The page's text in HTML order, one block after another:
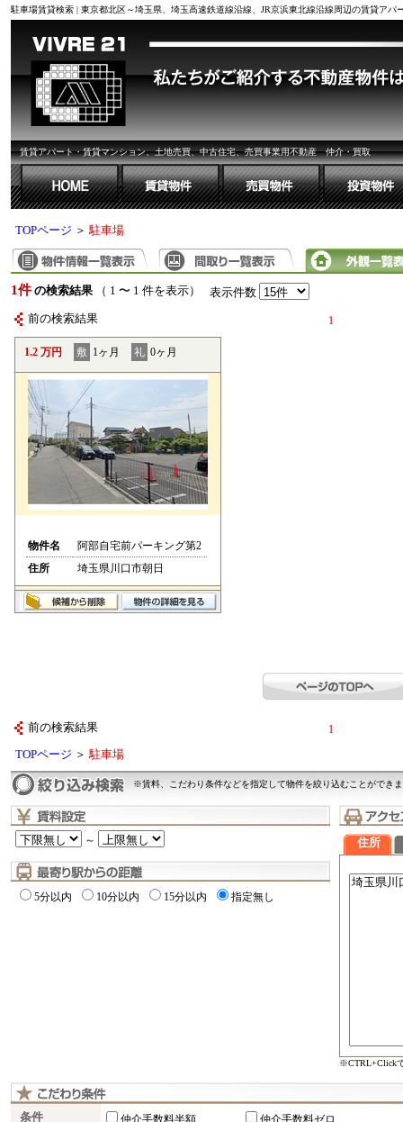
駐車場賃貸検索 | 東京都北区～埼玉県、埼玉高速鉄道線沿線、JR京浜東北線沿線周辺の賃貸アパ
賃貸アパート・賃貸マンション、土地売買、中古住宅、売買事業用不動産 仲介・買取
TOPページ ＞駐車場
1件 の検索結果 （ 1 〜 1 件を表示） 表示件数
前の検索結果 1
1.2 万円 敷 1ヶ月 礼 0ヶ月
物件名
阿部自宅前パーキング第2
住所
埼玉県川口市朝日
前の検索結果 1
TOPページ ＞駐車場
※賃料、こだわり条件などを指定して物件を絞り込むことができ
～
5分以内 10分以内 15分以内 指定無し
住所
※CTRL+Click
条件 仲介手数料半額 仲介手数料ゼロ